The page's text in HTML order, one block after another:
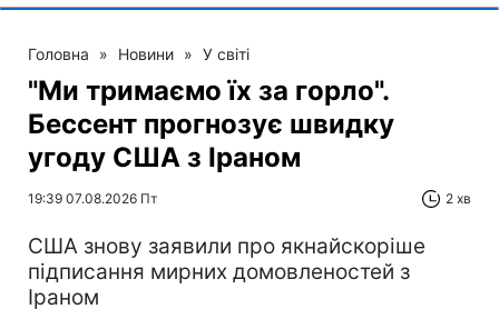
Головна » Новини » У світі
"Ми тримаємо їх за горло".
Бессент прогнозує швидку
угоду США з Іраном
19:39 07.08.2026 Пт 2 хв
США знову заявили про якнайскоріше
підписання мирних домовленостей з
Іраном